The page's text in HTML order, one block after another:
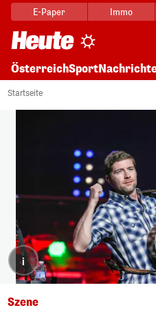
E-Paper Immo
ÖsterreichSport
Startseite
i
Szene